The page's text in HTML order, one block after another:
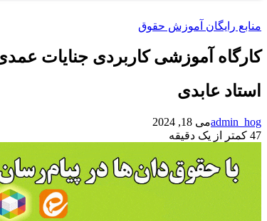
منابع رایگان آموزش حقوق
کارگاه آموزشی کاربردی جنایات
استاد عابدی
admin_hogمی 18, 2024
47 کمتر از یک دقیقه